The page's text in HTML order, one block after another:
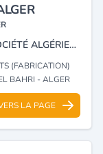
SARL POLYMERS SYSTÈME, EST UNE SOCIÉTÉ ALGÉRIENNE LE REPRÉSENTANT EXCLUSIF DE MARIS POLYMERS, POUR LA FABRICATION ET LA DISTRIBUTION, DE LA GAMME MARIS POLYMERS - COLLE / MASTIC POLYURÉTHANE -ÉLASTOMÈRE DE POLYURÉTHANE - RÉSINE ÉPOXYDIQUE -ARMATURE GÉOTEXTILE - GAMME AQUA - RÉSINE ÉTANCHE.
(FABRICATION)
BAHRI - ALGER
LA PAGE